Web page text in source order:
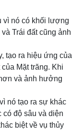
vì nó có khối lượng
Trái đất cũng ảnh
tạo ra hiệu ứng của
Mặt trăng. Khi
và ảnh hưởng
nó tạo ra sự khác
độ sâu và diện
biệt về vụ thủy